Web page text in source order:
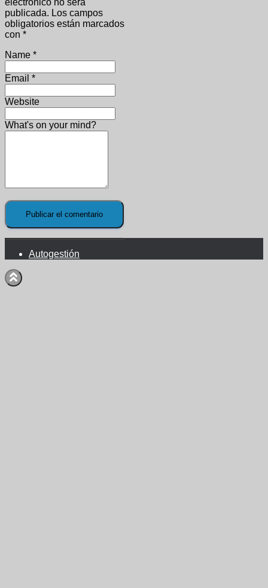
publicada. Los campos
obligatorios están marcados
con *
Name *
Email *
Website
What's on your mind?
Autogestión